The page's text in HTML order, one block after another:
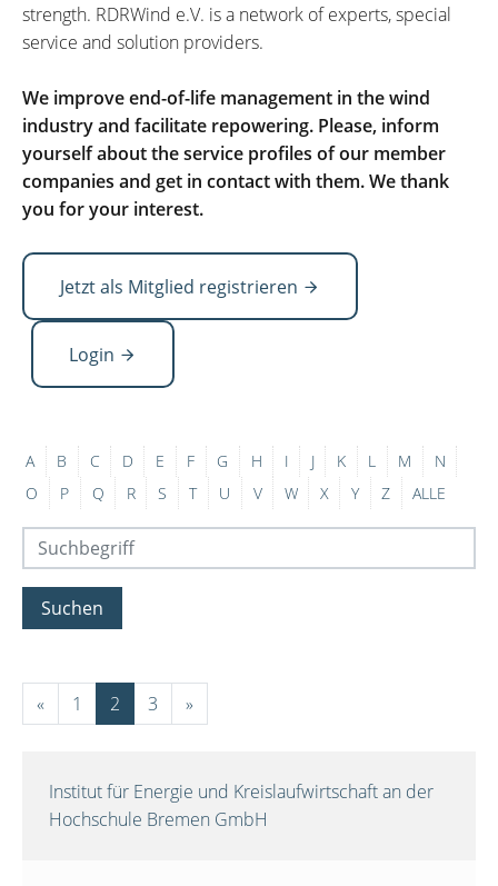
strength. RDRWind e.V. is a network of experts, special
service and solution providers.
We improve end-of-life management in the wind
industry and facilitate repowering. Please, inform
yourself about the service profiles of our member
companies and get in contact with them. We thank
you for your interest.
Jetzt als Mitglied registrieren
Login
A B C D E F G H I J K L M
N
O
P Q R S T U V W X Y Z ALLE
Suchen
« 1 2 3 »
Institut für Energie und Kreislaufwirtschaft an der
Hochschule Bremen GmbH